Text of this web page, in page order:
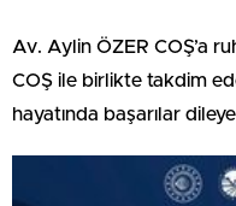
Av. Aylin ÖZER COŞ’a
COŞ ile birlikte takdim
hayatında başarılar